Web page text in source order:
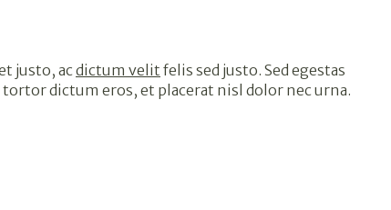
justo, acdictum velit felis sed justo. Sed egestas
dictum eros, et placerat nisl dolor nec urna.